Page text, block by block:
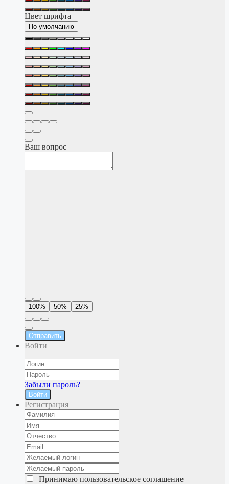
Цвет шрифта
По умолчанию
Ваш вопрос
100% 50% 25%
Отправить
Войти
Забыли пароль?
Войти
Регистрация
Принимаю пользовательское соглашение